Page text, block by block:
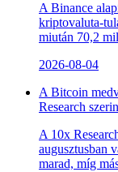
A Binance
kriptovaluta-
miután 70,2
2026-08-04
A Bitcoin
Research
A 10x
augusztusban
marad, míg